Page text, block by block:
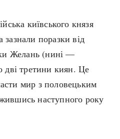
київського князя
зазнали поразки від
Желань (нині —
дві третини киян. Це
мир з половецьким
наступного року